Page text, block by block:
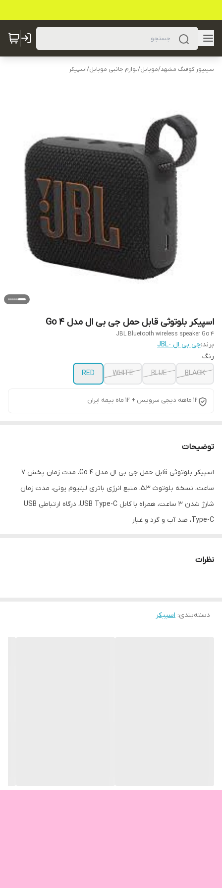
سینیور کوفنگ مشهد/موبایل/لوازم جانبی موبایل/اسپیکر
اسپیکر بلوتوثی قابل حمل جی بی ال مدل 4 Go
JBL Bluetooth wireless speaker Go 4
برند:جی بی ال -JBL
رنگ
BLACK
BLUE
WHITE
RED
12 ماهه دیجی سرویس + 12 ماه بیمه ایران
توضیحات
اسپیکر بلوتوثی قابل حمل جی بی ال مدل Go 4، مدت زمان پخش 7
ساعت، نسخه بلوتوث 5.3، منبع انرژی باتری لیتیوم یونی، مدت زمان
شارژ شدن 3 ساعت، همراه با کابل USB Type-C، درگاه ارتباطی USB
Type-C، ضد آب و گرد و غبار
نظرات
دسته‌بندی: اسپیکر